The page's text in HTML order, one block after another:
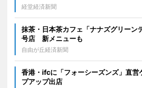
経堂経済新聞
抹茶・日本茶カフェ「ナナズグリーン
号店 新メニューも
自由が丘経済新聞
香港・ifcに「フォーシーズンズ」直営
プアップ出店